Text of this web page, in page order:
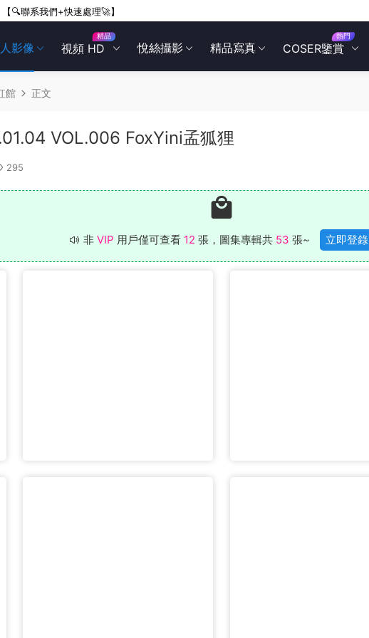
影像 視頻 HD
精品
悅絲攝影 精品寫真 COSER鑒賞
熱門
【🔍聯系我們+快速處理🚀】
館 正文
VOL.006 FoxYini孟狐狸
295
非 VIP 用戶僅可查看 12 張，圖集專輯共 53 張~ 立即登錄